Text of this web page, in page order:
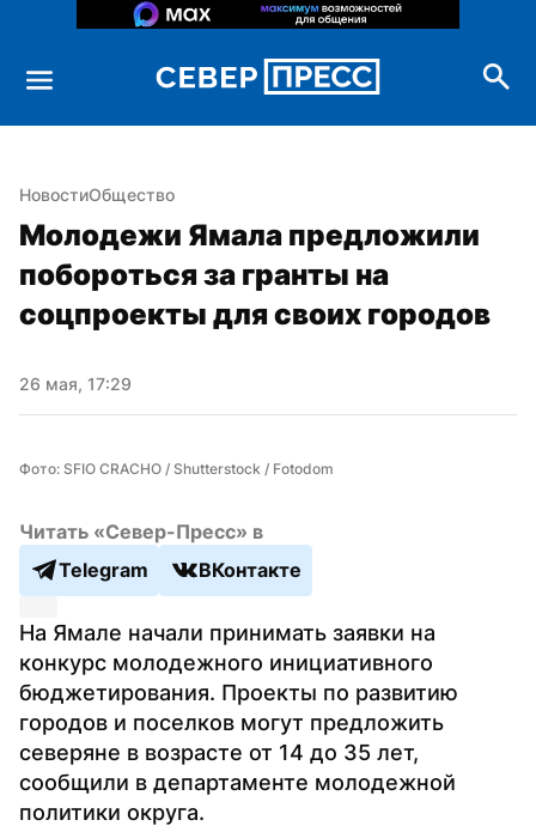
НовостиОбщество
Молодежи Ямала предложили
побороться за гранты на
соцпроекты для своих городов
26 мая, 17:29
Фото: SFIO CRACHO / Shutterstock / Fotodom
Читать «Север-Пресс» в
Telegram
ВКонтакте
На Ямале начали принимать заявки на
конкурс молодежного инициативного
бюджетирования. Проекты по развитию
городов и поселков могут предложить
северяне в возрасте от 14 до 35 лет,
сообщили в департаменте молодежной
политики округа.